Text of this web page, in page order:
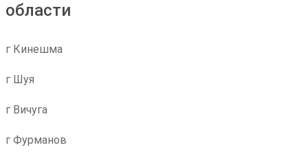
области
г Кинешма
г Шуя
г Вичуга
г Фурманов